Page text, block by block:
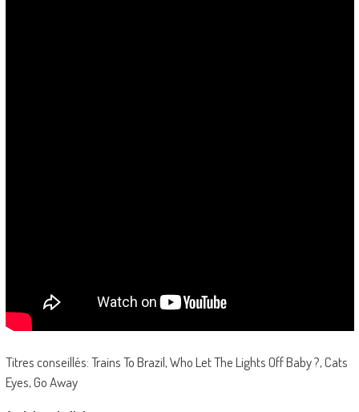
Titres conseillés: Trains To Brazil, Who Let The Lights Off Baby ?, Cats
Eyes, Go Away